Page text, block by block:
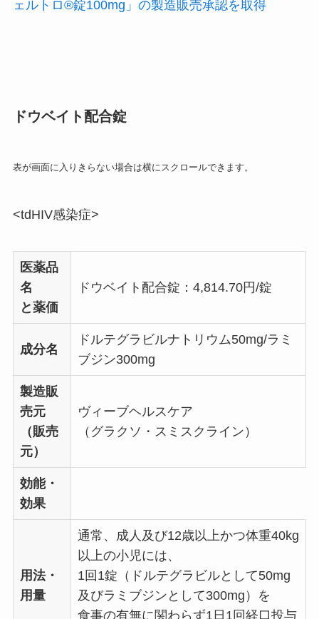
ェルトロ®錠100mg」の製造販売承認を取得
ドウベイト配合錠
表が画面に入りきらない場合は横にスクロールできます。
<tdHIV感染症>
医薬品
名
と薬価
ドウベイト配合錠：4,814.70円/錠
成分名
ドルテグラビルナトリウム50mg/ラミ
ブジン300mg
製造販
売元
（販売
元）
ヴィーブヘルスケア
（グラクソ・スミスクライン）
効能・
効果
用法・
用量
通常、成人及び12歳以上かつ体重40kg
以上の小児には、
1回1錠（ドルテグラビルとして50mg
及びラミブジンとして300mg）を
食事の有無に関わらず1日1回経口投与